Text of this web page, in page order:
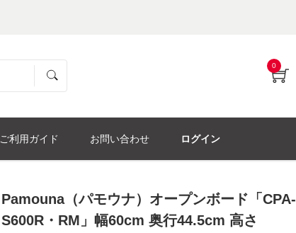
0
ご利用ガイド お問い合わせ ログイン
Pamouna（パモウナ）オープンボード「CPA-
S600R・RM」幅60cm 奥行44.5cm 高さ